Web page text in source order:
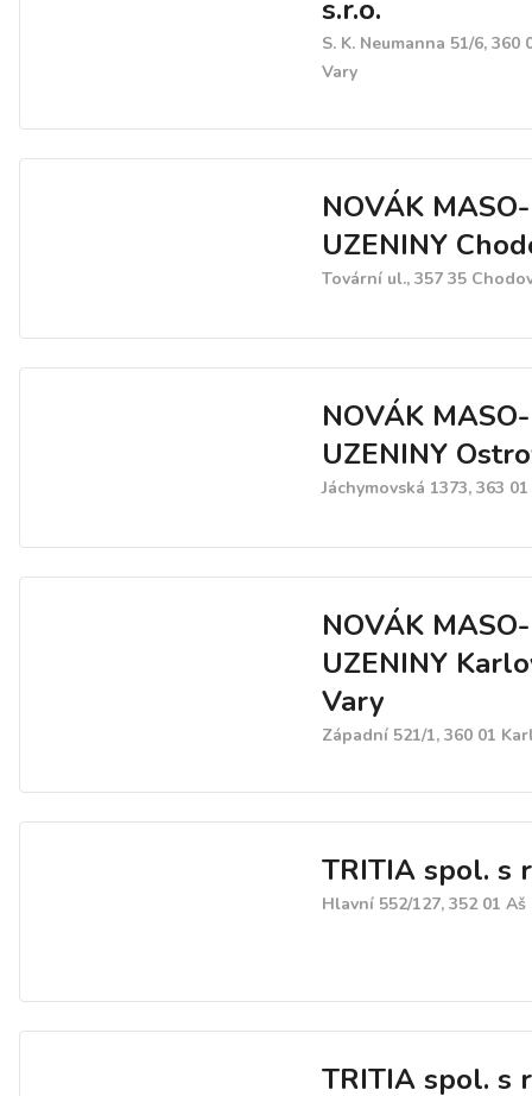
čokoládové, nugátové,
vanilka) trojhránky LIGHT
(vanilkové, čokoládové)
s.r.o.
S. K. Neumanna 51/6, 360
Vary
NOVÁK MASO-
UZENINY
Tovární ul., 357 35
NOVÁK MASO-
UZENINY
Jáchymovská 1373, 363
NOVÁK MASO-
UZENINY
Vary
Západní 521/1, 360 01
TRITIA spol. s
Hlavní 552/127, 352 01 Aš
TRITIA spol. s